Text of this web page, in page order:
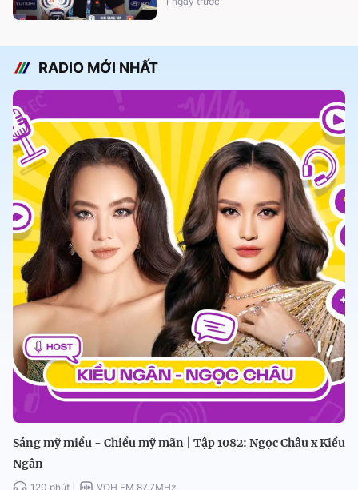
RADIO MỚI NHẤT
Sáng mỹ miều - Chiều mỹ mãn | Tập 1082: Ngọc Châu x Kiều
Ngân
120 phút VOH FM 87.7MHz